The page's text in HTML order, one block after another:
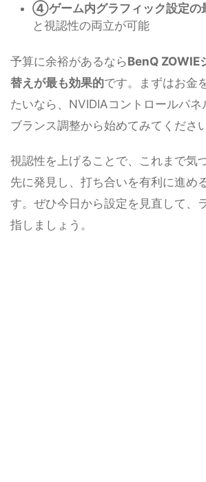
④ゲーム内グラフィック設定の
と視認性の両立が可能
予算に余裕があるならBenQ ZOWIE
替えが最も効果的です。まずはお金
たいなら、NVIDIAコントロールパネ
ブランス調整から始めてみてください
視認性を上げることで、これまで気
先に発見し、打ち合いを有利に進め
す。ぜひ今日から設定を見直して、
指しましょう。